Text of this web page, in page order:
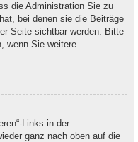
die Administration Sie zu
bei denen sie die Beiträge
Seite sichtbar werden. Bitte
wenn Sie weitere
Links in der
ganz nach oben auf die